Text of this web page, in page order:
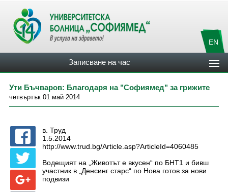
EN
Записване на час
Ути Бъчваров: Благодаря на "Софиямед" за грижите
четвъртък 01 май 2014
в. Труд
1.5.2014
http://www.trud.bg/Article.asp?ArticleId=4060485
Водещият на „Животът е вкусен“ по БНТ1 и бивш
участник в „Денсинг старс“ по Нова готов за нови
подвизи